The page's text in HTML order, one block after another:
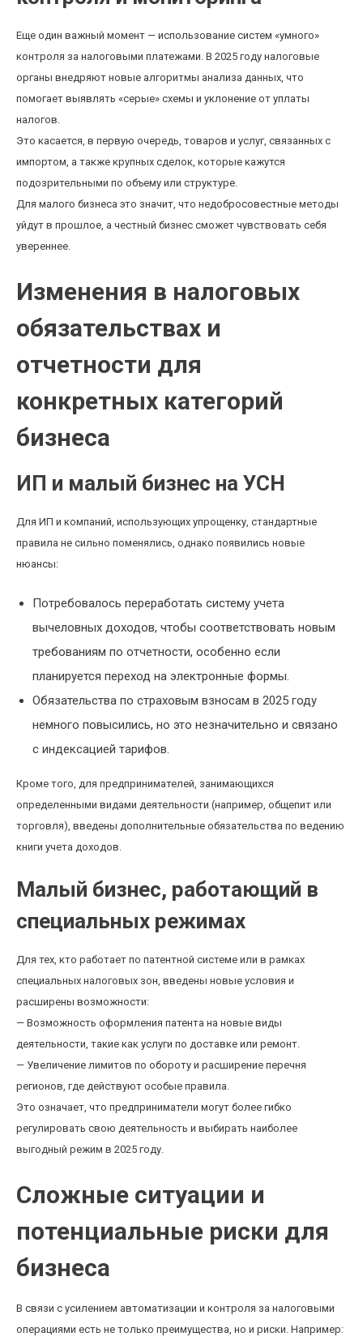
Еще один важный момент — использование систем «умного»
контроля за налоговыми платежами. В 2025 году налоговые
органы внедряют новые алгоритмы анализа данных, что
помогает выявлять «серые» схемы и уклонение от уплаты
налогов.
Это касается, в первую очередь, товаров и услуг, связанных с
импортом, а также крупных сделок, которые кажутся
подозрительными по объему или структуре.
Для малого бизнеса это значит, что недобросовестные методы
уйдут в прошлое, а честный бизнес сможет чувствовать себя
увереннее.
Изменения в налоговых
обязательствах и
отчетности для
конкретных категорий
бизнеса
ИП и малый бизнес на УСН
Для ИП и компаний, использующих упрощенку, стандартные
правила не сильно поменялись, однако появились новые
нюансы:
Потребовалось переработать систему учета
вычеловных доходов, чтобы соответствовать новым
требованиям по отчетности, особенно если
планируется переход на электронные формы.
Обязательства по страховым взносам в 2025 году
немного повысились, но это незначительно и связано
с индексацией тарифов.
Кроме того, для предпринимателей, занимающихся
определенными видами деятельности (например, общепит или
торговля), введены дополнительные обязательства по ведению
книги учета доходов.
Малый бизнес, работающий в
специальных режимах
Для тех, кто работает по патентной системе или в рамках
специальных налоговых зон, введены новые условия и
расширены возможности:
— Возможность оформления патента на новые виды
деятельности, такие как услуги по доставке или ремонт.
— Увеличение лимитов по обороту и расширение перечня
регионов, где действуют особые правила.
Это означает, что предприниматели могут более гибко
регулировать свою деятельность и выбирать наиболее
выгодный режим в 2025 году.
Сложные ситуации и
потенциальные риски для
бизнеса
В связи с усилением автоматизации и контроля за налоговыми
операциями есть не только преимущества, но и риски. Например: